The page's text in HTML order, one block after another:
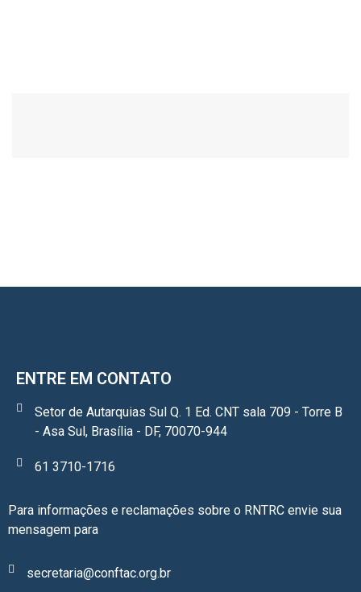
ENTRE EM CONTATO
Setor de Autarquias Sul Q. 1 Ed. CNT sala 709 - Torre B
- Asa Sul, Brasília - DF, 70070-944
61 3710-1716
Para informações e reclamações sobre o RNTRC envie sua
mensagem para
secretaria@conftac.org.br